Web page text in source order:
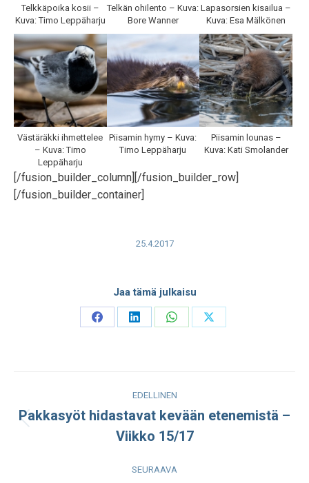
Telkkäpoika kosii –
Kuva: Timo Leppäharju
Telkän ohilento – Kuva:
Bore Wanner
Lapasorsien kisailua –
Kuva: Esa Mälkönen
Västäräkki ihmettelee
– Kuva: Timo
Leppäharju
Piisamin hymy – Kuva:
Timo Leppäharju
Piisamin lounas –
Kuva: Kati Smolander
[/fusion_builder_column][/fusion_builder_row]
[/fusion_builder_container]
25.4.2017
Jaa tämä julkaisu
Share
Share
Share
Share
navigation
EDELLINEN
julkaisu:
Pakkasyöt hidastavat kevään etenemistä –
Viikko 15/17
SEURAAVA